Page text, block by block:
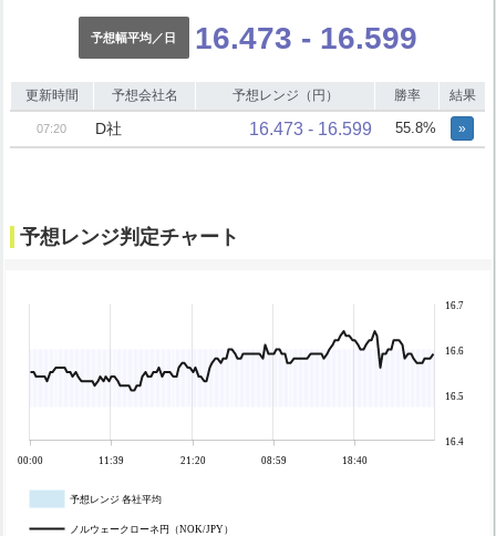
予想幅平均／日 16.473 - 16.599
更新時間 予想会社名 予想レンジ（円） 勝率 結果
07:20 D社 16.473 - 16.599 55.8% »
予想レンジ判定チャート
00:00 11:39 21:20 08:59 18:40
16.4
16.5
16.6
16.7
予想レンジ 各社平均
ノルウェークローネ円（NOK/JPY）